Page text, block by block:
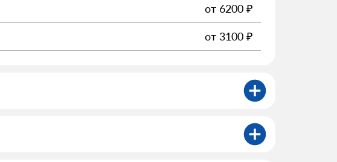
от 6200 ₽
от 3100 ₽